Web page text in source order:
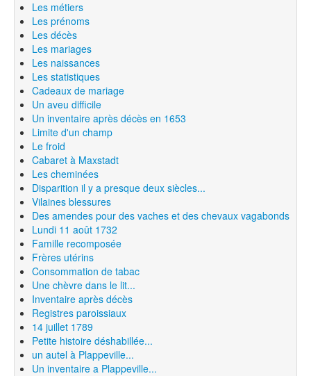
Les métiers
Les prénoms
Les décès
Les mariages
Les naissances
Les statistiques
Cadeaux de mariage
Un aveu difficile
Un inventaire après décès en 1653
Limite d'un champ
Le froid
Cabaret à Maxstadt
Les cheminées
Disparition il y a presque deux siècles...
Vilaines blessures
Des amendes pour des vaches et des chevaux vagabonds
Lundi 11 août 1732
Famille recomposée
Frères utérins
Consommation de tabac
Une chèvre dans le lit...
Inventaire après décès
Registres paroissiaux
14 juillet 1789
Petite histoire déshabillée...
un autel à Plappeville...
Un inventaire a Plappeville...